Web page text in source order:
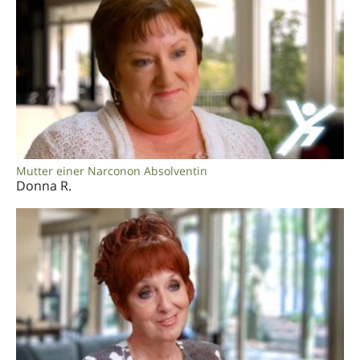
Mutter einer Narconon Absolventin
Donna R.